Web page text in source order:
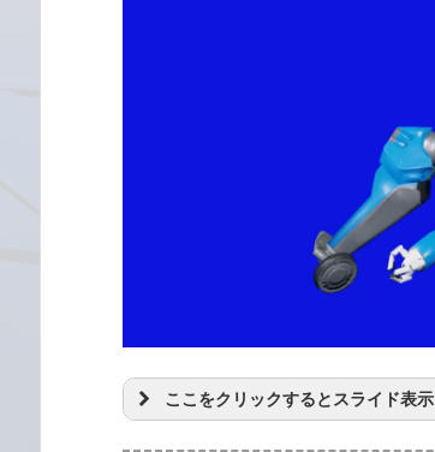
ここをクリックするとスライド表示